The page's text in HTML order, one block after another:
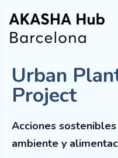
Urban
Project
Acciones
ambiente y